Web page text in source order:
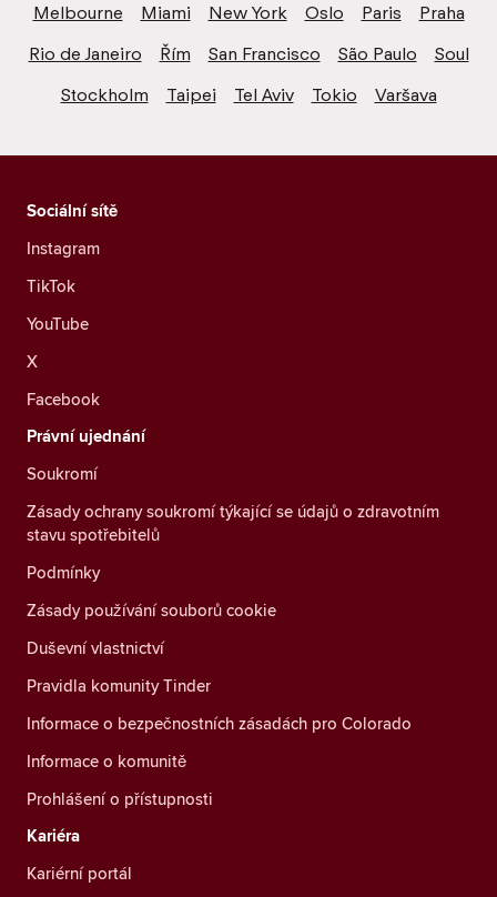
Melbourne
Miami New York Oslo Paris
Praha
Rio de Janeiro
Řím San Francisco São Paulo
Soul
Stockholm
Taipei Tel Aviv Tokio Varšava
Sociální sítě
Instagram
TikTok
YouTube
X
Facebook
Právní ujednání
Soukromí
Zásady ochrany soukromí týkající se údajů o zdravotním
stavu spotřebitelů
Podmínky
Zásady používání souborů cookie
Duševní vlastnictví
Pravidla komunity Tinder
Informace o bezpečnostních zásadách pro Colorado
Informace o komunitě
Prohlášení o přístupnosti
Kariéra
Kariérní portál